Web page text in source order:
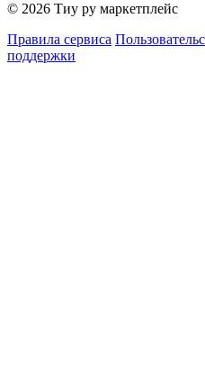
© 2026 Тиу ру маркетплейс
Правила сервиса
поддержки